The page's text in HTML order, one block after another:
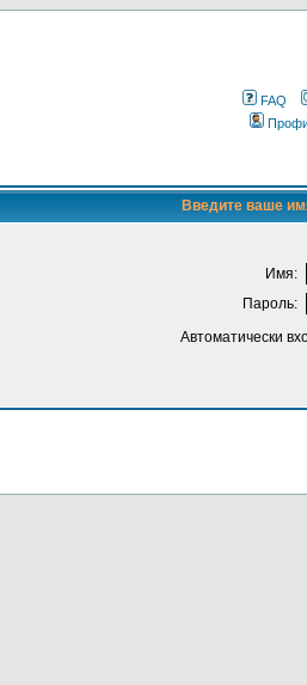
FAQ
Введите ваше
Имя:
Пароль:
Автоматически